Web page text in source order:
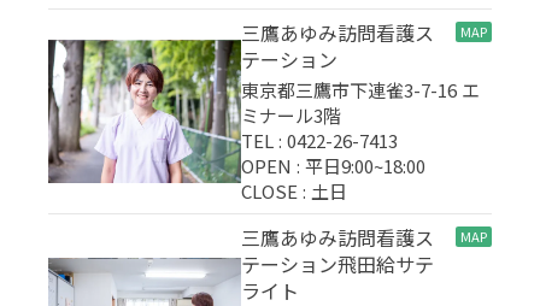
三鷹あゆみ訪問看護ス
テーション
MAP
東京都三鷹市下連雀3-7-16 エ
ミナール3階
TEL : 0422-26-7413
OPEN : 平日9:00~18:00
CLOSE : 土日
三鷹あゆみ訪問看護ス
テーション飛田給サテ
ライト
MAP